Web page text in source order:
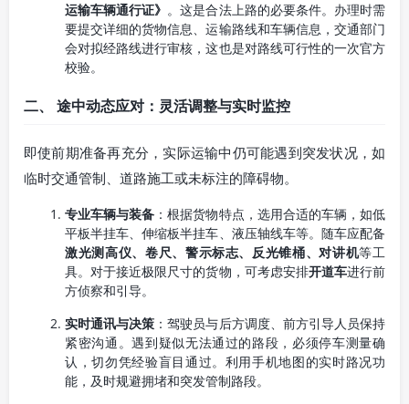
运输车辆通行证》 。这是合法上路的必要条件。办理时需
要提交详细的货物信息、运输路线和车辆信息，交通部门
会对拟经路线进行审核，这也是对路线可行性的一次官方
校验。
二、 途中动态应对：灵活调整与实时监控
即使前期准备再充分，实际运输中仍可能遇到突发状况，如
临时交通管制、道路施工或未标注的障碍物。
专业车辆与装备 ：根据货物特点，选用合适的车辆，如低
平板半挂车、伸缩板半挂车、液压轴线车等。随车应配备
激光测高仪、卷尺、警示标志、反光锥桶、对讲机等工
具。对于接近极限尺寸的货物，可考虑安排开道车进行前
方侦察和引导。
实时通讯与决策 ：驾驶员与后方调度、前方引导人员保持
紧密沟通。遇到疑似无法通过的路段，必须停车测量确
认，切勿凭经验盲目通过。利用手机地图的实时路况功
能，及时规避拥堵和突发管制路段。